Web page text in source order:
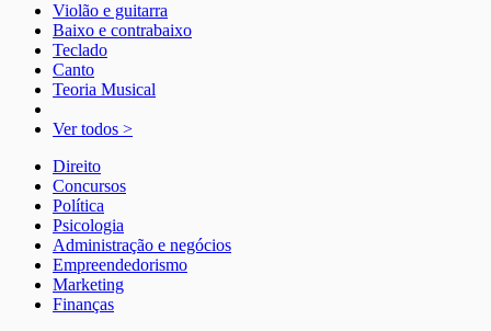
Violão e guitarra
Baixo e contrabaixo
Teclado
Canto
Teoria Musical
Ver todos >
Direito
Concursos
Política
Psicologia
Administração e negócios
Empreendedorismo
Marketing
Finanças